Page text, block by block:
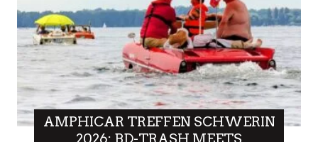
AMPHICAR TREFFEN SCHWERIN